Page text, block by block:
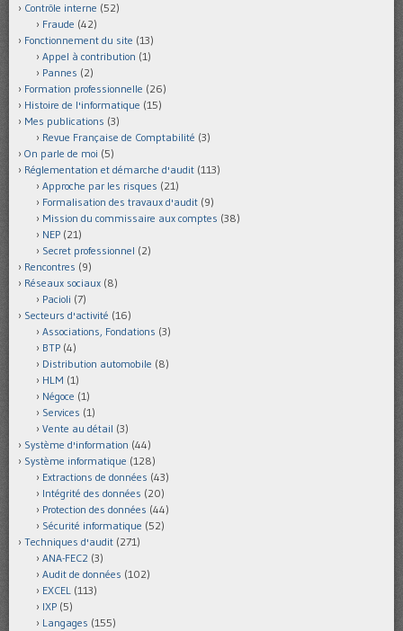
Contrôle interne (52)
Fraude (42)
Fonctionnement du site (13)
Appel à contribution (1)
Pannes (2)
Formation professionnelle (26)
Histoire de l'informatique (15)
Mes publications (3)
Revue Française de Comptabilité (3)
On parle de moi (5)
Réglementation et démarche d'audit (113)
Approche par les risques (21)
Formalisation des travaux d'audit (9)
Mission du commissaire aux comptes (38)
NEP (21)
Secret professionnel (2)
Rencontres (9)
Réseaux sociaux (8)
Pacioli (7)
Secteurs d'activité (16)
Associations, Fondations (3)
BTP (4)
Distribution automobile (8)
HLM (1)
Négoce (1)
Services (1)
Vente au détail (3)
Système d'information (44)
Système informatique (128)
Extractions de données (43)
Intégrité des données (20)
Protection des données (44)
Sécurité informatique (52)
Techniques d'audit (271)
ANA-FEC2 (3)
Audit de données (102)
EXCEL (113)
IXP (5)
Langages (155)